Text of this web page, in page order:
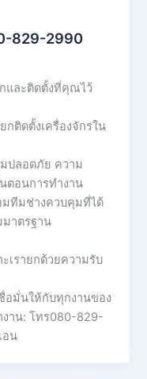
829-2990
และติดตั้งที่คุณไว้
ติดตั้งเครื่องจักรใน
ปลอดภัย ความ
ตอนการทำงาน
มทีมช่างควบคุมที่ได้
าตรฐาน
เรายกด้วยความรับ
อมั่นให้กับทุกงานของ
าน: โทร080-829-
อน